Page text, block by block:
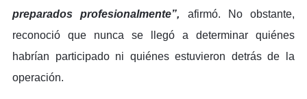
preparados profesionalmente”, afirmó. No obstante,
reconoció que nunca se llegó a determinar quiénes
habrían participado ni quiénes estuvieron detrás de la
operación.